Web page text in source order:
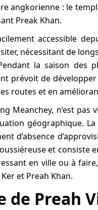
angkorienne : le
Preak Khan.
accessible
nécessitant de
la saison des
prévoit de
routes et en
Meanchey, n’est
géographique. La
d’absence
et consiste
en ville ou à
et Preah Khan.
de Preah